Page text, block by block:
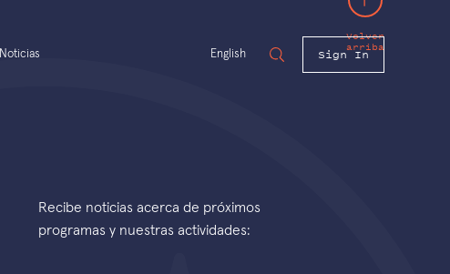
Noticias English Sign In
Volver
arriba
Recibe noticias acerca de próximos
programas y nuestras actividades: